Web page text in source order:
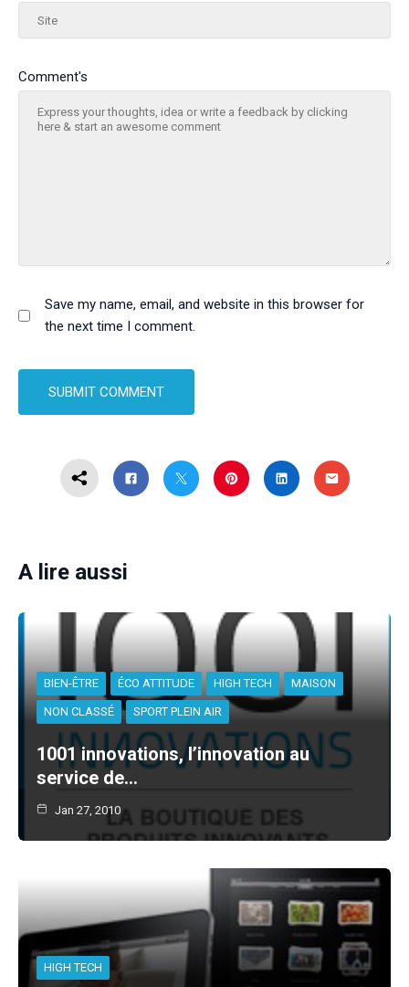
Comment's
Site
Save my name, email, and website in this browser for
the next time I comment.
A lire aussi
BIEN-ÊTRE ÉCO ATTITUDE HIGH TECH MAISON
NON CLASSÉ SPORT PLEIN AIR
1001 innovations, l’innovation au
service de…
Jan 27, 2010
HIGH TECH